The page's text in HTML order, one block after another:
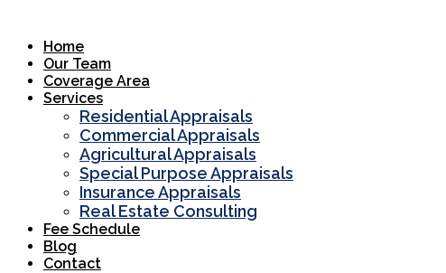
contentHome
Our Team
Coverage Area
Services
Residential Appraisals
Commercial Appraisals
Agricultural Appraisals
Special Purpose Appraisals
Insurance Appraisals
Real Estate Consulting
Fee Schedule
Blog
Contact